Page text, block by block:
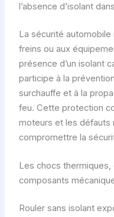
l’absence d’isolant
La sécurité automobile
freins ou aux
présence d’un isolant
participe à la
surchauffe et à la
feu. Cette protection
moteurs et les défauts
compromettre la
Les chocs
composants
Rouler sans isolant